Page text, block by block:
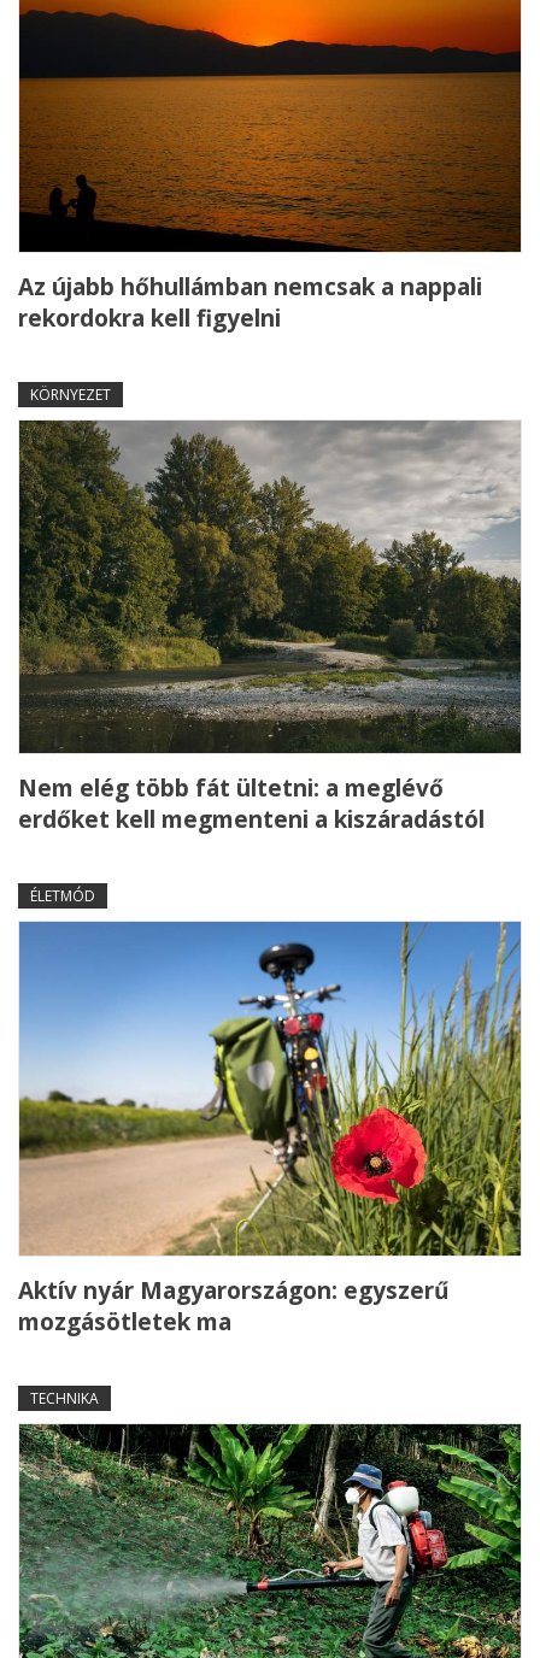
Az újabb hőhullámban nemcsak a nappali
rekordokra kell figyelni
KÖRNYEZET
Nem elég több fát ültetni: a meglévő
erdőket kell megmenteni a kiszáradástól
ÉLETMÓD
Aktív nyár Magyarországon: egyszerű
mozgásötletek ma
TECHNIKA